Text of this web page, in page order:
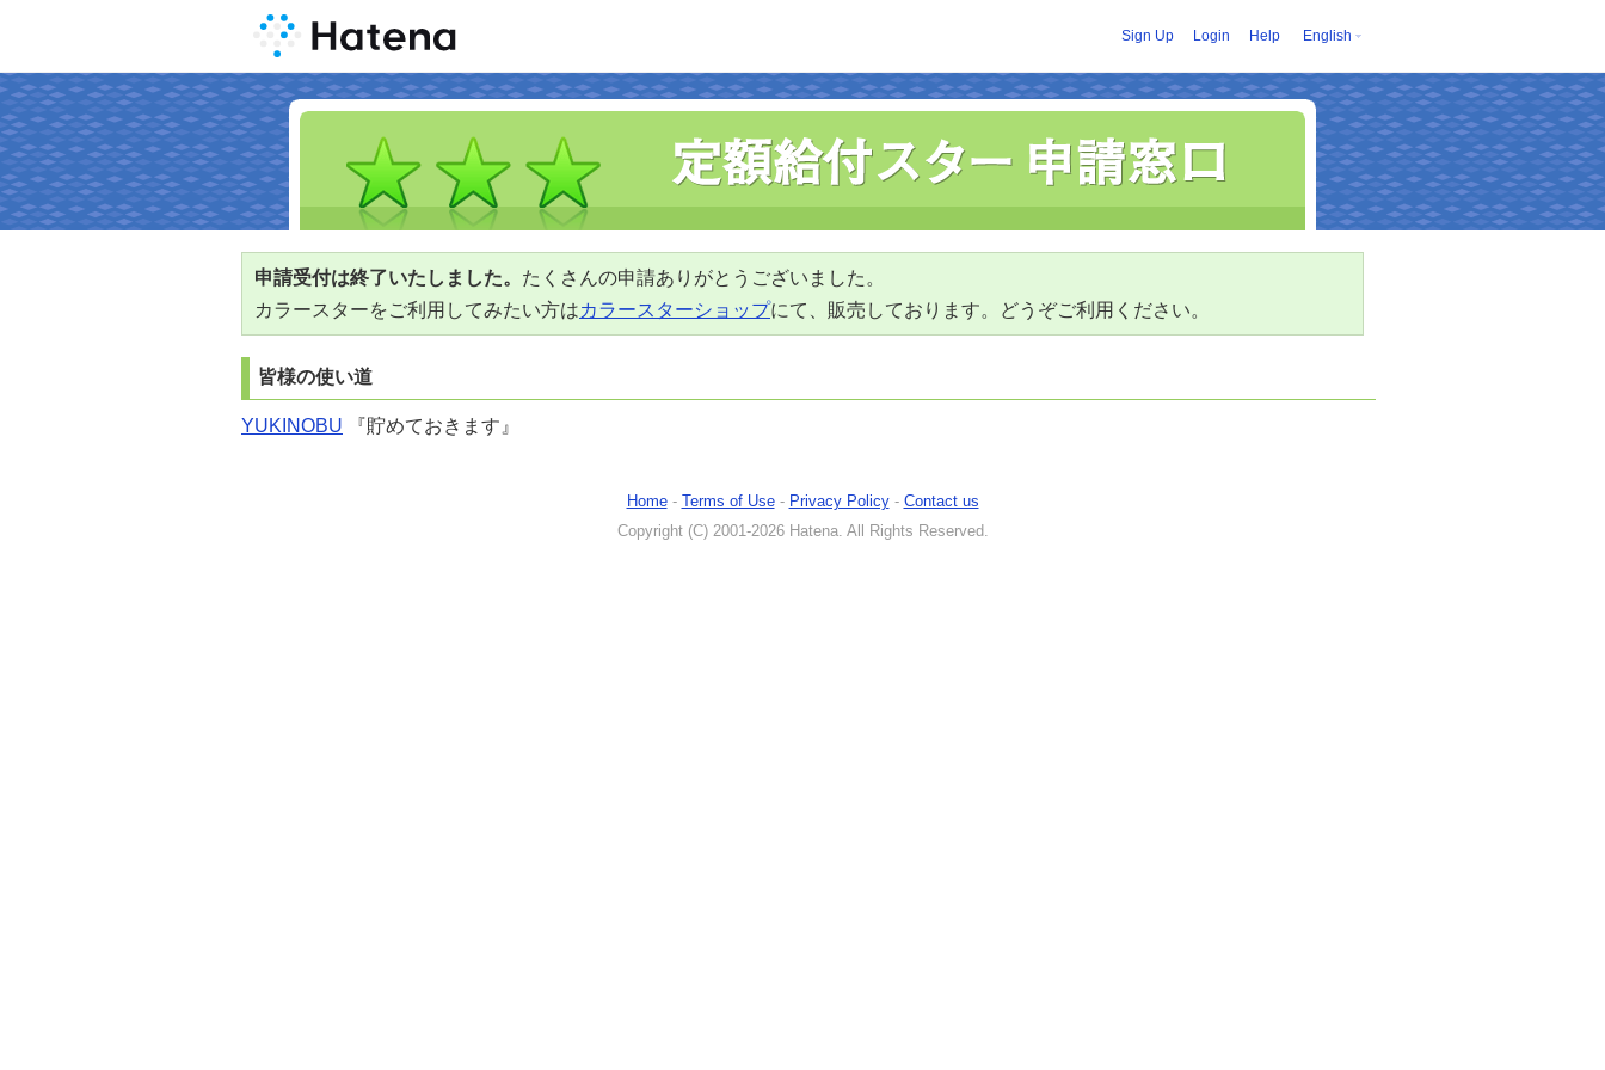
Sign Up Login Help English
申請受付は終了いたしました。 たくさんの申請ありがとうございました。
カラースターをご利用してみたい方はカラースターショップにて、販売しております。どうぞご利用ください。
皆様の使い道
YUKINOBU 『貯めておきます』
Home- Terms of Use- Privacy Policy- Contact us
Copyright (C) 2001-2026 Hatena. All Rights Reserved.